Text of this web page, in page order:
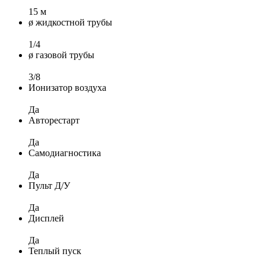
15 м
ø жидкостной трубы
1/4
ø газовой трубы
3/8
Ионизатор воздуха
Да
Авторестарт
Да
Самодиагностика
Да
Пульт Д/У
Да
Дисплей
Да
Теплый пуск